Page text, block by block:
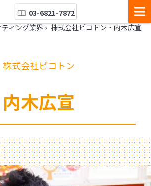
03-6821-7872
ィング業界› 株式会社ピコトン・内木広宣
株式会社ピコトン
内木広宣